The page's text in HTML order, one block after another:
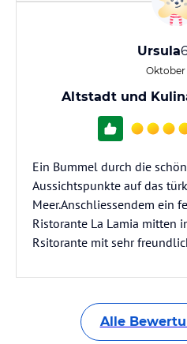
Ursula
Oktober
Altstadt und
Ein Bummel durch die
Aussichtspunkte auf das
Meer.Anschliessendem ein
Ristorante La Lamia mitten
Rsitorante mit sehr
Alle